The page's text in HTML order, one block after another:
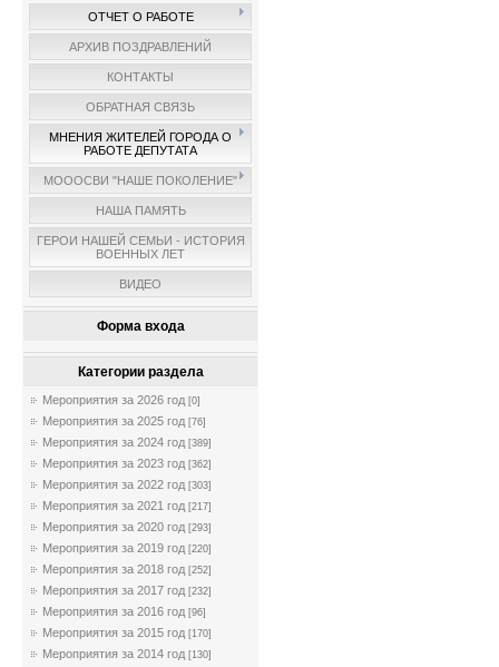
ОТЧЕТ О РАБОТЕ
АРХИВ ПОЗДРАВЛЕНИЙ
КОНТАКТЫ
ОБРАТНАЯ СВЯЗЬ
МНЕНИЯ ЖИТЕЛЕЙ ГОРОДА О
РАБОТЕ ДЕПУТАТА
МОООСВИ "НАШЕ ПОКОЛЕНИЕ"
НАША ПАМЯТЬ
ГЕРОИ НАШЕЙ СЕМЬИ - ИСТОРИЯ
ВОЕННЫХ ЛЕТ
ВИДЕО
Форма входа
Категории раздела
Мероприятия за 2026 год [0]
Мероприятия за 2025 год [76]
Мероприятия за 2024 год [389]
Мероприятия за 2023 год [362]
Мероприятия за 2022 год [303]
Мероприятия за 2021 год [217]
Мероприятия за 2020 год [293]
Мероприятия за 2019 год [220]
Мероприятия за 2018 год [252]
Мероприятия за 2017 год [232]
Мероприятия за 2016 год [96]
Мероприятия за 2015 год [170]
Мероприятия за 2014 год [130]